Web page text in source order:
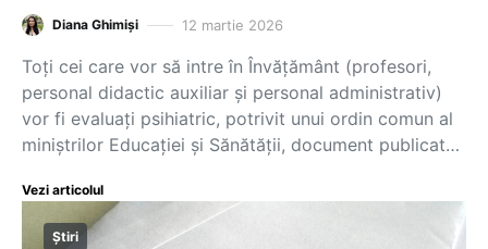
Diana Ghimiși 12 martie 2026
Toți cei care vor să intre în Învățământ (profesori,
personal didactic auxiliar și personal administrativ)
vor fi evaluați psihiatric, potrivit unui ordin comun al
miniștrilor Educației și Sănătății, document publicat…
Vezi articolul
Știri